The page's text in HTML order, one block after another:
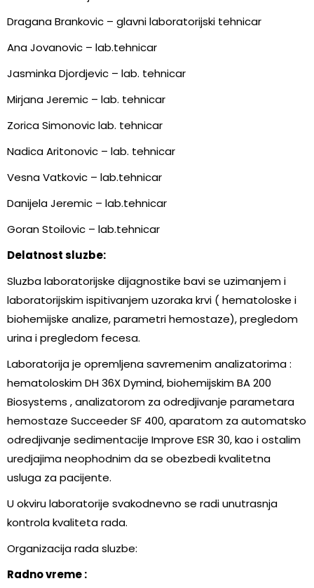
Dragana Brankovic – glavni laboratorijski tehnicar
Ana Jovanovic – lab.tehnicar
Jasminka Djordjevic – lab. tehnicar
Mirjana Jeremic – lab. tehnicar
Zorica Simonovic lab. tehnicar
Nadica Aritonovic – lab. tehnicar
Vesna Vatkovic – lab.tehnicar
Danijela Jeremic – lab.tehnicar
Goran Stoilovic – lab.tehnicar
Delatnost sluzbe:
Sluzba laboratorijske dijagnostike bavi se uzimanjem i
laboratorijskim ispitivanjem uzoraka krvi ( hematoloske i
biohemijske analize, parametri hemostaze), pregledom
urina i pregledom fecesa.
Laboratorija je opremljena savremenim analizatorima :
hematoloskim DH 36X Dymind, biohemijskim BA 200
Biosystems , analizatorom za odredjivanje parametara
hemostaze Succeeder SF 400, aparatom za automatsko
odredjivanje sedimentacije Improve ESR 30, kao i ostalim
uredjajima neophodnim da se obezbedi kvalitetna
usluga za pacijente.
U okviru laboratorije svakodnevno se radi unutrasnja
kontrola kvaliteta rada.
Organizacija rada sluzbe:
Radno vreme :